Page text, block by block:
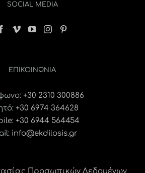
SOCIAL MEDIA
ΕΠΙΚΟΙΝΩΝΊΑ
+30 2310 300886
+30 6974 364628
+30 6944 564454
info@ekdilosis.gr
Προσωπικών Δεδομένων